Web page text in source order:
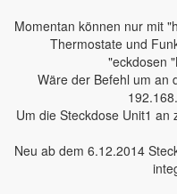
Momentan können nur mit
Thermostate und
"eckdosen
Wäre der Befehl um an
Um die Steckdose Unit1 an
Neu ab dem 6.12.2014